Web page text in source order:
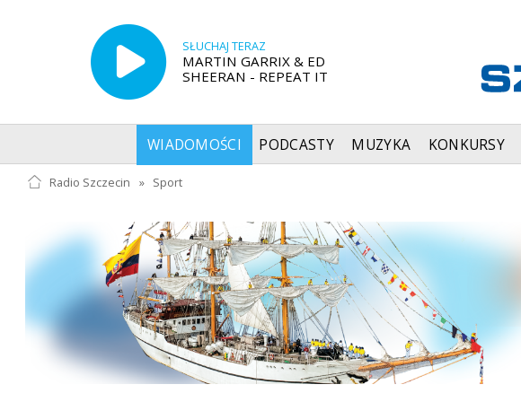
SŁUCHAJ TERAZ
MARTIN GARRIX & ED
SHEERAN - REPEAT IT
WIADOMOŚCI PODCASTY MUZYKA KONKURSY
Radio Szczecin » Sport